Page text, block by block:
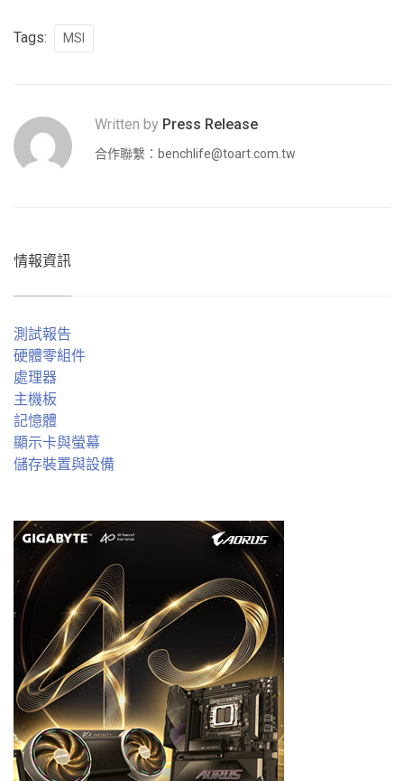
Tags: MSI
Written by Press Release
合作聯繫： benchlife@toart.com.tw
情報資訊
測試報告
硬體零組件
處理器
主機板
記憶體
顯示卡與螢幕
儲存裝置與設備